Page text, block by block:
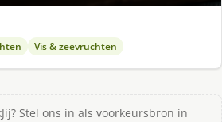
Vis & zeevruchten
Stel ons in als voorkeursbron in